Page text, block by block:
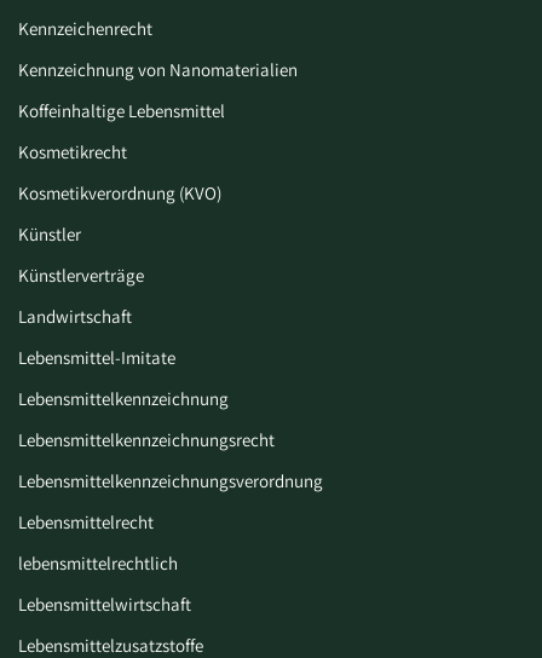
Kennzeichenrecht
Kennzeichnung von Nanomaterialien
Koffeinhaltige Lebensmittel
Kosmetikrecht
Kosmetikverordnung (KVO)
Künstler
Künstlerverträge
Landwirtschaft
Lebensmittel-Imitate
Lebensmittelkennzeichnung
Lebensmittelkennzeichnungsrecht
Lebensmittelkennzeichnungsverordnung
Lebensmittelrecht
lebensmittelrechtlich
Lebensmittelwirtschaft
Lebensmittelzusatzstoffe